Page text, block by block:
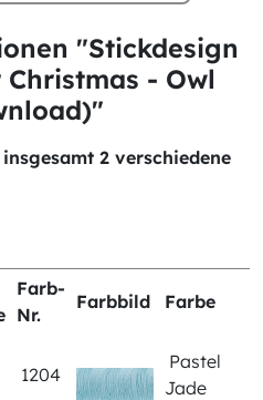
"Stickdesign
- Owl
2 verschiedene
Farb-
Nr.
Farbbild Farbe
1204
Pastel
Jade